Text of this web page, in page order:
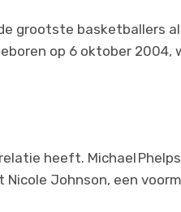
grootste basketballers
op 6 oktober 2004,
heeft. Michael
Johnson, een